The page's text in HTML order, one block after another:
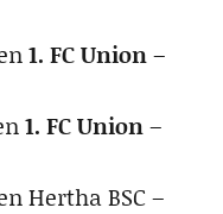
1. FC Union–
1. FC Union–
Hertha BSC –